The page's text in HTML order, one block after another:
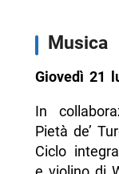
Musica
Giovedì 21
In
Pietà de’
Ciclo